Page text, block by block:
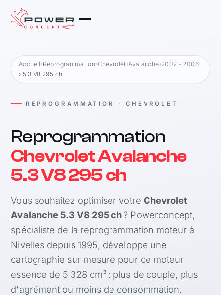
Accueil›Reprogrammation›Chevrolet›Avalanche›2002 - 2006
› 5.3 V8 295 ch
REPROGRAMMATION · CHEVROLET
Reprogrammation
Chevrolet Avalanche
5.3 V8 295 ch
Vous souhaitez optimiser votre Chevrolet
Avalanche 5.3 V8 295 ch? Powerconcept,
spécialiste de la reprogrammation moteur à
Nivelles depuis 1995, développe une
cartographie sur mesure pour ce moteur
essence de 5 328 cm³ : plus de couple, plus
d'agrément ou moins de consommation.